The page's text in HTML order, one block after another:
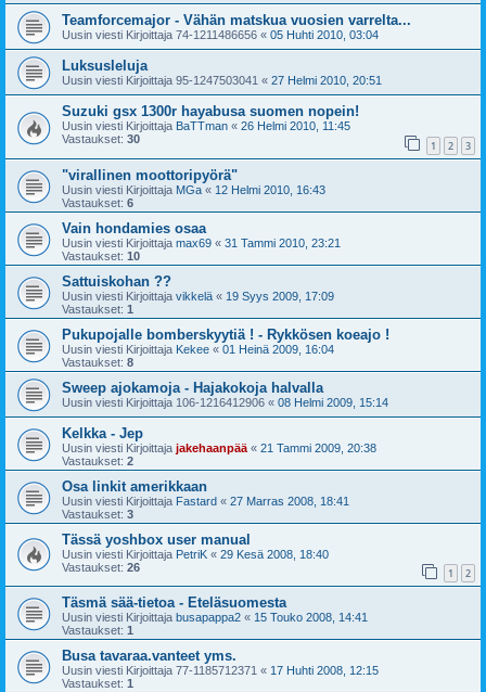
Teamforcemajor - Vähän matskua vuosien varrelta...
Uusin viesti Kirjoittaja 74-1211486656 « 05 Huhti 2010, 03:04
Luksusleluja
Uusin viesti Kirjoittaja 95-1247503041 « 27 Helmi 2010, 20:51
Suzuki gsx 1300r hayabusa suomen nopein!
Uusin viesti Kirjoittaja BaTTman « 26 Helmi 2010, 11:45
Vastaukset: 30 1 2 3
"virallinen moottoripyörä"
Uusin viesti Kirjoittaja MGa « 12 Helmi 2010, 16:43
Vastaukset: 6
Vain hondamies osaa
Uusin viesti Kirjoittaja max69 « 31 Tammi 2010, 23:21
Vastaukset: 10
Sattuiskohan ??
Uusin viesti Kirjoittaja vikkelä « 19 Syys 2009, 17:09
Vastaukset: 1
Pukupojalle bomberskyytiä ! - Rykkösen koeajo !
Uusin viesti Kirjoittaja Kekee « 01 Heinä 2009, 16:04
Vastaukset: 8
Sweep ajokamoja - Hajakokoja halvalla
Uusin viesti Kirjoittaja 106-1216412906 « 08 Helmi 2009, 15:14
Kelkka - Jep
Uusin viesti Kirjoittaja jakehaanpää « 21 Tammi 2009, 20:38
Vastaukset: 2
Osa linkit amerikkaan
Uusin viesti Kirjoittaja Fastard « 27 Marras 2008, 18:41
Vastaukset: 3
Tässä yoshbox user manual
Uusin viesti Kirjoittaja PetriK « 29 Kesä 2008, 18:40
Vastaukset: 26 1 2
Täsmä sää-tietoa - Eteläsuomesta
Uusin viesti Kirjoittaja busapappa2 « 15 Touko 2008, 14:41
Vastaukset: 1
Busa tavaraa.vanteet yms.
Uusin viesti Kirjoittaja 77-1185712371 « 17 Huhti 2008, 12:15
Vastaukset: 1